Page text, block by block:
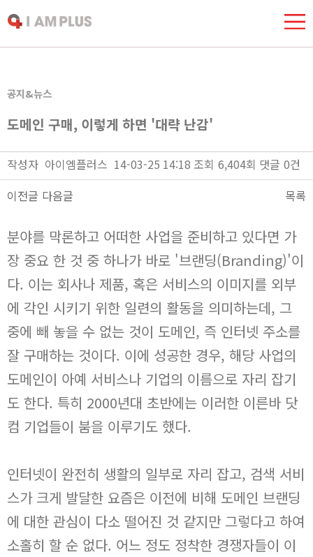
공지&뉴스
도메인 구매, 이렇게 하면 '대략 난감'
작성자 아이엠플러스 14-03-25 14:18 조회 6,404회 댓글 0건
이전글 다음글
목록
분야를 막론하고 어떠한 사업을 준비하고 있다면 가
장 중요 한 것 중 하나가 바로 '브랜딩(Branding)'이
다. 이는 회사나 제품, 혹은 서비스의 이미지를 외부
에 각인 시키기 위한 일련의 활동을 의미하는데, 그
중에 빼 놓을 수 없는 것이 도메인, 즉 인터넷 주소를
잘 구매하는 것이다. 이에 성공한 경우, 해당 사업의
도메인이 아예 서비스나 기업의 이름으로 자리 잡기
도 한다. 특히 2000년대 초반에는 이러한 이른바 닷
컴 기업들이 붐을 이루기도 했다.
인터넷이 완전히 생활의 일부로 자리 잡고, 검색 서비
스가 크게 발달한 요즘은 이전에 비해 도메인 브랜딩
에 대한 관심이 다소 떨어진 것 같지만 그렇다고 하여
소홀히 할 순 없다. 어느 정도 정착한 경쟁자들이 이